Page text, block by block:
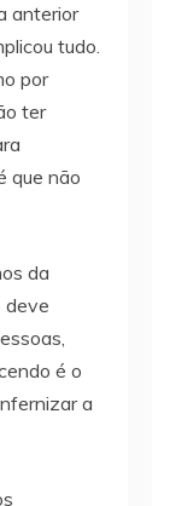
anterior
tudo.
por
ter
que não
da
deve
é o
a